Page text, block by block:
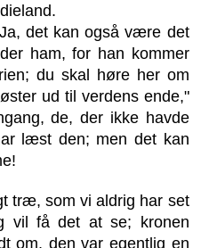
det kan også være det
ham, for han kommer
du skal høre her om
ud til verdens ende,"
de, der ikke havde
læst den; men det kan
træ, som vi aldrig har set
vil få det at se; kronen
om, den var egentlig en